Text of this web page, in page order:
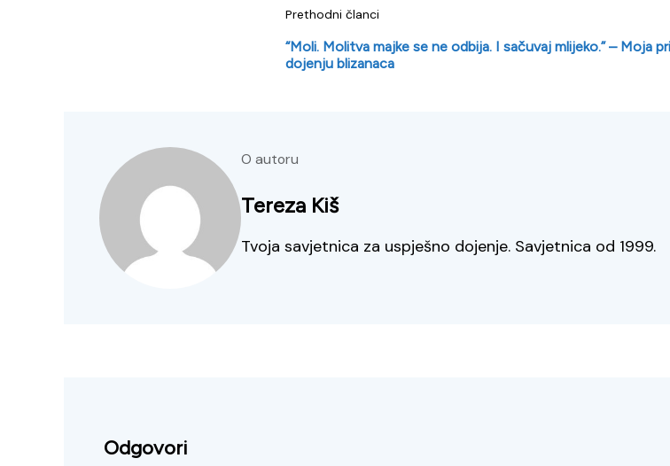
Prethodni članci
“Moli. Molitva majke se ne odbija. I sačuvaj mlijeko.” – Moja
dojenju blizanaca
O autoru
Tereza Kiš
Tvoja savjetnica za uspješno dojenje. Savjetnica od 1999.
Odgovori